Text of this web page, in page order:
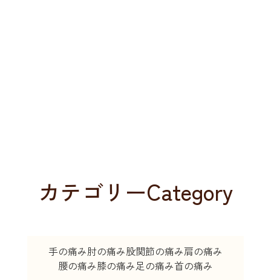
カテゴリーCategory
手の痛み肘の痛み股関節の痛み肩の痛み
腰の痛み膝の痛み足の痛み首の痛み